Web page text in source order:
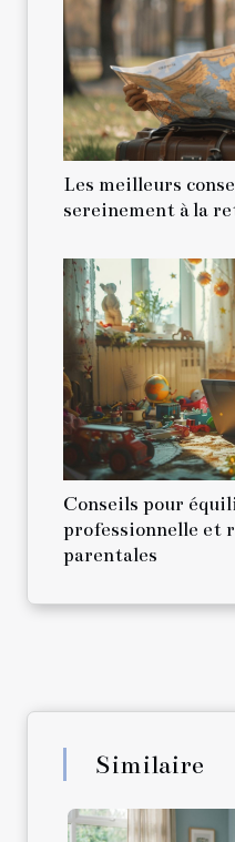
Les meilleurs
sereinement à la
Conseils pour
professionnelle et
parentales
Similaire